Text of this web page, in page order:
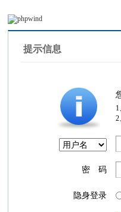
提示信息
2
密 码
隐身登录